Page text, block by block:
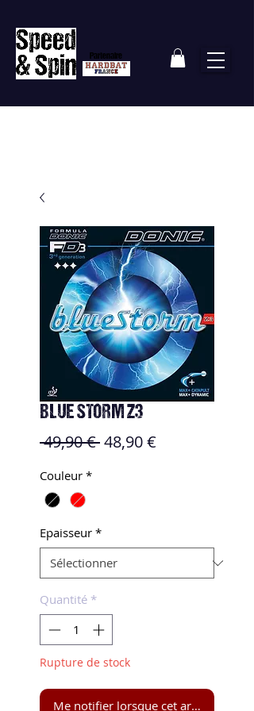
Partenaire
BLUE STORM Z3
49,90 € Prix
48,90 €
Couleur *
Epaisseur *
Quantité *
Rupture de stock
Me notifier lorsque cet article est